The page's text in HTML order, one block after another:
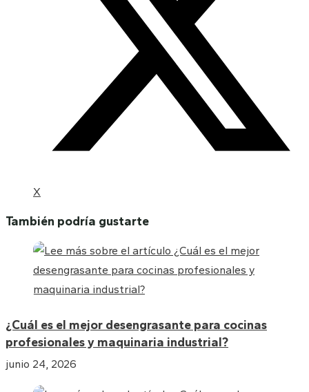
X
También podría gustarte
¿Cuál es el mejor desengrasante para cocinas
profesionales y maquinaria industrial?
junio 24, 2026